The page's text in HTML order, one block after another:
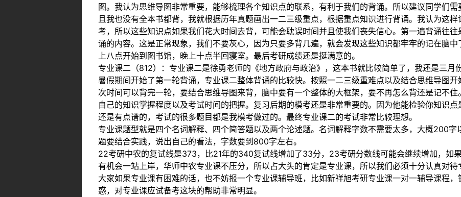
图。我认为思维导图非常重要，能够梳理各个知识点的联系，有利于我们的背诵。所以建议同学们
且我也没有全本书都背，我就根据历年真题画出一二三级重点，根据重点知识进行背诵。我认为这
考，所以这些知识点如果我们花大时间去背，可能会耽误时间并且使我们丧失信心。第一遍背诵往
诵的内容。这是正常现象，我们不要灰心，因为只要多背几遍，就会发现这些知识都牢牢的记在脑
上八点开始到图书馆，晚上十点半回寝室。最后考研成绩还是挺满意的。
专业课二（812）：专业课二是徐勇老师的《地方政府与政治》，这本书就比较简单了，我还是三月
暑假期间开始了第一轮背诵，专业课二整体背诵的比较快。按照一二三级重难点以及结合思维导图
次时间可以背完一轮，要结合思维导图来背，脑中要有一个整体的大框架，要不再怎么背还是记不
自己的知识掌握程度以及考试时间的把握。复习后期的模考还是非常重要的。因为他能检验你知识
还是有点谱的，考试的很多题目都是我模考做过的。最终专业课二的考试非常比较理想。
专业课题型就是四个名词解释、四个简答题以及两个论述题。名词解释字数不需要太多，大概200
题要结合实践，说出自己的看法，字数要到800字左右。
22考研中农的复试线是373，比21年的340复试线增加了33分，23考研分数线可能会继续增加，如
有机会一站上岸，华师中农专业课不压分，所以占大头的肯定是专业课，所以我们必须十分认真对待
大家如果专业课有困难的话，也不妨报一个专业课辅导班，比如新祥旭考研专业课一对一辅导课程
惑，对专业课应试备考这块的帮助非常明显。